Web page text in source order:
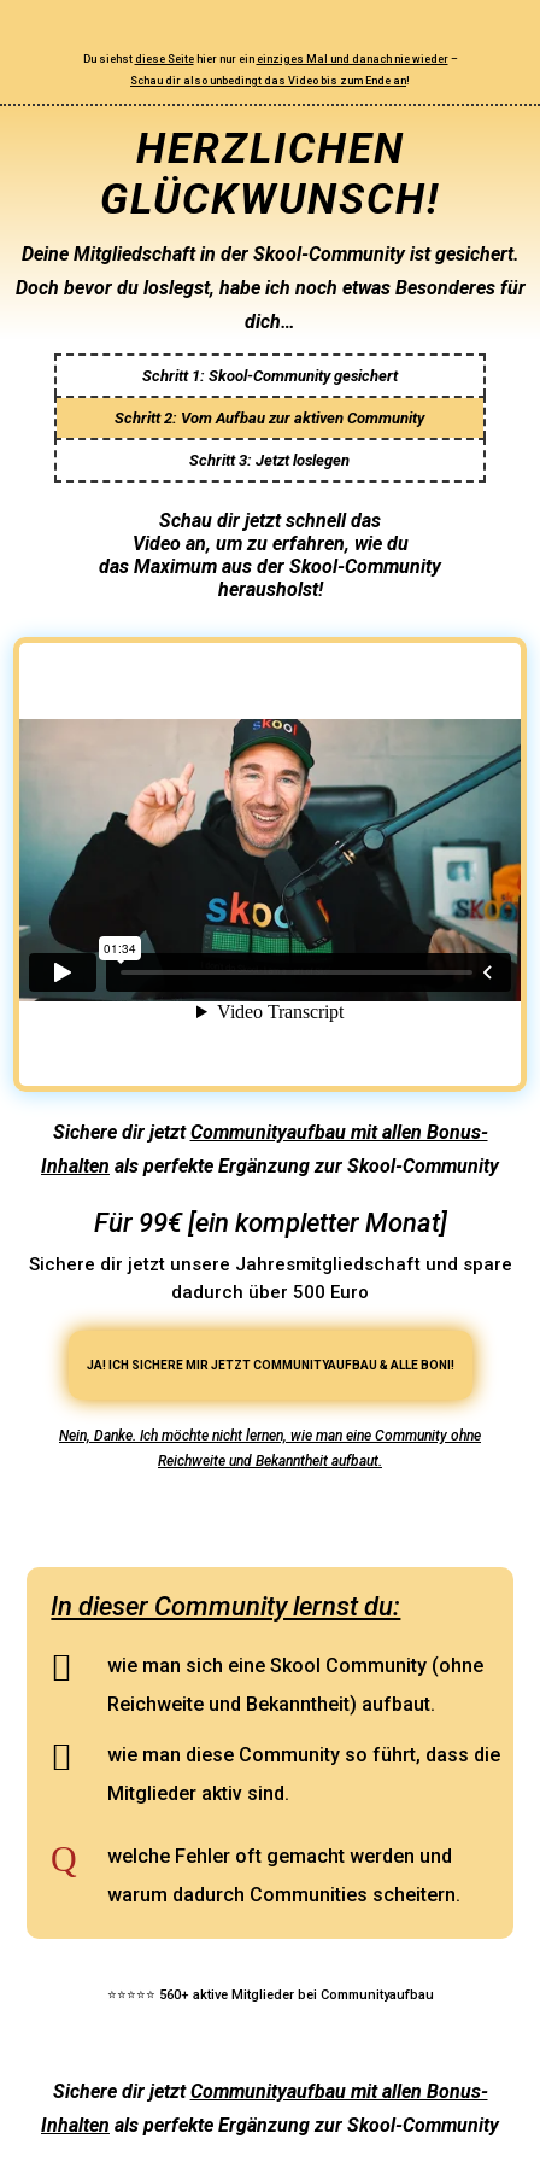
Du siehst diese Seitehier nur ein einziges Mal und danach nie wieder–
Schau dir also unbedingt das Video bis zum Ende an!
HERZLICHEN
GLÜCKWUNSCH!
Deine Mitgliedschaft in der Skool-Community ist gesichert.
Doch bevor du loslegst, habe ich noch etwas Besonderes für
dich…
Schritt 1: Skool-Community gesichert
Schritt 2: Vom Aufbau zur aktiven Community
Schritt 3: Jetzt loslegen
Schau dir jetzt schnell das
Video an, um zu erfahren, wie du
das Maximum aus der Skool-Community
herausholst!
Sichere dir jetztCommunityaufbau mit allen Bonus-
Inhalten als perfekte Ergänzung zur Skool-Community
Für 99€ [ein kompletter Monat]
Sichere dir jetzt unsere Jahresmitgliedschaft und spare
dadurch über 500 Euro
JA! ICH SICHERE MIR JETZT COMMUNITYAUFBAU & ALLE BONI!
Nein, Danke. Ich möchte nicht lernen, wie man eine Community ohne
Reichweite und Bekanntheit aufbaut.
In dieser Community lernst du:

wie man sich eine Skool Community (ohne
Reichweite und Bekanntheit) aufbaut.

wie man diese Community so führt, dass die
Mitglieder aktiv sind.
Q
welche Fehler oft gemacht werden und
warum dadurch Communities scheitern.
⭐⭐⭐⭐⭐ 560+ aktive Mitglieder bei Communityaufbau
Sichere dir jetztCommunityaufbau mit allen Bonus-
Inhalten als perfekte Ergänzung zur Skool-Community